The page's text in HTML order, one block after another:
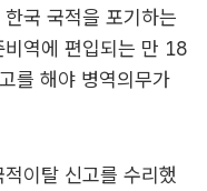
국 국적을 포기하는
역에 편입되는 만 18
를 해야 병역의무가
이탈 신고를 수리했